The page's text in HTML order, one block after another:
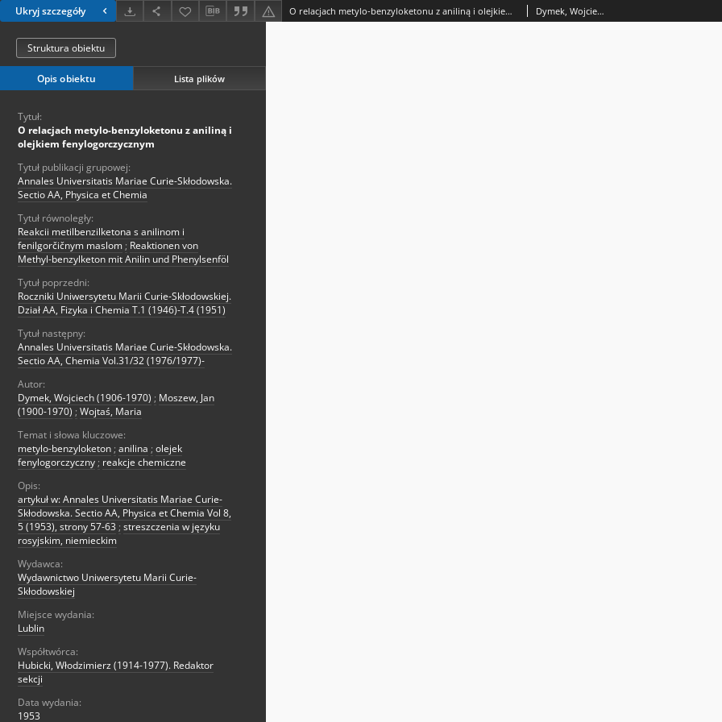
Ukryj szczegóły O relacjach metylo-benzyloketonu z aniliną i olejkiem fenylogorczycznym Dymek, Wojciech (1906-1970); Moszew, Jan (1900-1970); Wojtaś, Maria
Struktura obiektu
Opis obiektu Lista plików
Tytuł:
O relacjach metylo-benzyloketonu z aniliną i
olejkiem fenylogorczycznym
Tytuł publikacji grupowej:
Annales Universitatis Mariae Curie-Skłodowska.
Sectio AA, Physica et Chemia
Tytuł równoległy:
Reakcii metilbenzilketona s anilinom i
fenilgorčičnym maslom ; Reaktionen von
Methyl-benzylketon mit Anilin und Phenylsenföl
Tytuł poprzedni:
Roczniki Uniwersytetu Marii Curie-Skłodowskiej.
Dział AA, Fizyka i Chemia T.1 (1946)-T.4 (1951)
Tytuł następny:
Annales Universitatis Mariae Curie-Skłodowska.
Sectio AA, Chemia Vol.31/32 (1976/1977)-
Autor:
Dymek, Wojciech (1906-1970) ; Moszew, Jan
(1900-1970) ; Wojtaś, Maria
Temat i słowa kluczowe:
metylo-benzyloketon ; anilina ; olejek
fenylogorczyczny ; reakcje chemiczne
Opis:
artykuł w: Annales Universitatis Mariae Curie-
Skłodowska. Sectio AA, Physica et Chemia Vol 8,
5 (1953), strony 57-63 ; streszczenia w języku
rosyjskim, niemieckim
Wydawca:
Wydawnictwo Uniwersytetu Marii Curie-
Skłodowskiej
Miejsce wydania:
Lublin
Współtwórca:
Hubicki, Włodzimierz (1914-1977). Redaktor
sekcji
Data wydania:
1953